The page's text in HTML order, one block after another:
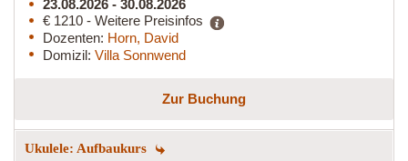
23.08.2026 - 30.08.2026
€ 1210 - Weitere Preisinfos
Dozenten: Horn, David
Domizil: Villa Sonnwend
Zur Buchung
Ukulele: Aufbaukurs